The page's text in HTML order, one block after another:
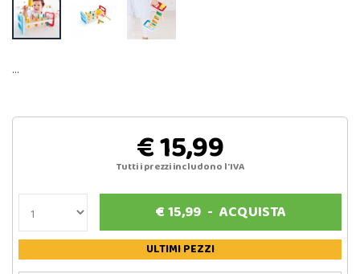
…
€ 15,99
Tutti i prezzi includono l'IVA
€15,99- ACQUISTA
ULTIMI PEZZI